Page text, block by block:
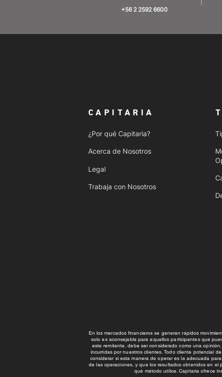
+56 2 2592 6600
CAPITARIA
¿Por qué Capitaria?
Acerca de Nosotros
Legal
Trabaja con Nosotros
En los mercados financieros se generan rápidos
solo es aconsejable para aquellos participantes que
este remitente, debe ser considerado como una
incurridas por nuestros clientes. Todo cliente potencial
considerar si esta manera de operar es la adecuada
de las operaciones, y que los resultados obtenidos en
qué método utilice. Capitaria ofrece